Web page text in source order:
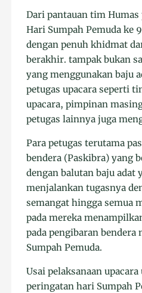
Dari pantauan tim Humas
Hari Sumpah Pemuda ke
dengan penuh khidmat
berakhir. tampak bukan
yang menggunakan baju
petugas upacara seperti
upacara, pimpinan
petugas lainnya juga
Para petugas terutama
bendera (Paskibra) yang
dengan balutan baju adat
menjalankan tugasnya
semangat hingga semua
pada mereka
pada pengibaran
Sumpah Pemuda.
Usai pelaksanaan
peringatan hari Sumpah